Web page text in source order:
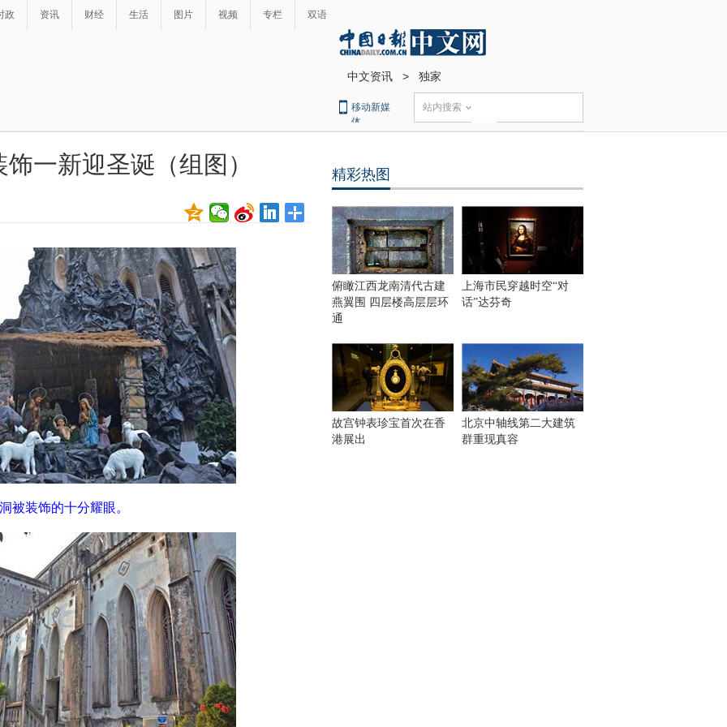
政 资讯 财经 生活 图片 视频 专栏 双语
中文资讯 > 独家
移动新媒
体
站内搜索
一新迎圣诞（组图）
被装饰的十分耀眼。
精彩热图
俯瞰江西龙南清代古建
燕翼围 四层楼高层层环
通
上海市民穿越时空“对
话”达芬奇
故宫钟表珍宝首次在香
港展出
北京中轴线第二大建筑
群重现真容
最
热
新
闻
世
界
瞩
目
上
合
峰
会
这
些
看
点